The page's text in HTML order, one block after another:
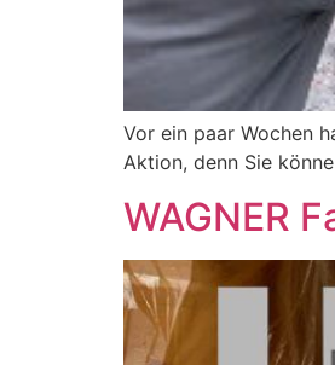
Vor ein paar Wochen
Aktion, denn Sie
WAGNER